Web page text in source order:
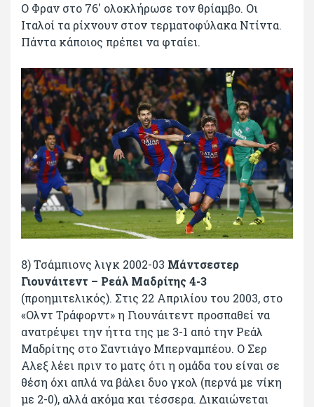
Ο Φραν στο 76′ ολοκλήρωσε τον θρίαμβο. Οι
Ιταλοί τα ρίχνουν στον τερματοφύλακα Ντίντα.
Πάντα κάποιος πρέπει να φταίει.
8) Τσάμπιονς λιγκ 2002-03 Μάντσεστερ
Γιουνάιτεντ – Ρεάλ Μαδρίτης 4-3
(προημιτελικός). Στις 22 Απριλίου του 2003, στο
«Ολντ Τράφορντ» η Γιουνάιτεντ προσπαθεί να
ανατρέψει την ήττα της με 3-1 από την Ρεάλ
Μαδρίτης στο Σαντιάγο Μπερναμπέου. Ο Σερ
Αλεξ λέει πριν το ματς ότι η ομάδα του είναι σε
θέση όχι απλά να βάλει δυο γκολ (περνά με νίκη
με 2-0), αλλά ακόμα και τέσσερα. Δικαιώνεται